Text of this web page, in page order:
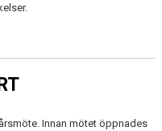
Innan mötet öppnades